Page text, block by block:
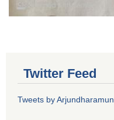
Twitter Feed
Tweets by Arjundharamun